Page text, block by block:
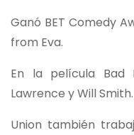
Ganó BET Comedy
from Eva.
En la película Bad
Lawrence y Will Smith.
Union también